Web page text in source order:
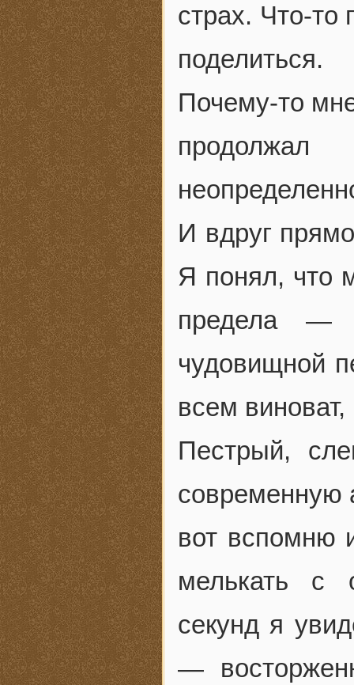
страх. Что-то
поделиться.
Почему-то
И вдруг
Я понял, что
предела —
чудовищной
всем
Пестрый,
современную
вот вспомню
мелькать с
секунд я
—